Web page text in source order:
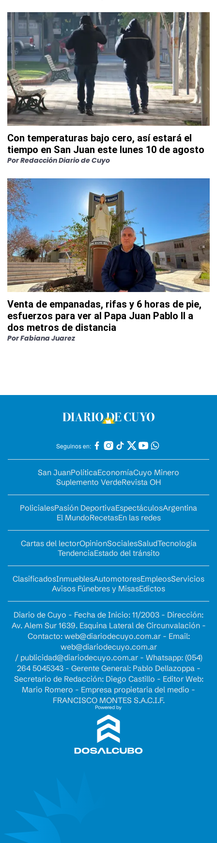
Con temperaturas bajo cero, así estará el
tiempo en San Juan este lunes 10 de agosto
PorRedacción Diario de Cuyo
Venta de empanadas, rifas y 6 horas de pie,
esfuerzos para ver al Papa Juan Pablo II a
dos metros de distancia
PorFabiana Juarez
Seguinos en:
San JuanPolíticaEconomíaCuyo Minero
Suplemento VerdeRevista OH
PolicialesPasión DeportivaEspectáculosArgentina
El MundoRecetasEn las redes
Cartas del lectorOpinionSocialesSaludTecnología
TendenciaEstado del tránsito
ClasificadosInmueblesAutomotoresEmpleosServicios
Avisos Fúnebres y MisasEdictos
Diario de Cuyo - Fecha de Inicio: 11/2003 - Dirección:
Av. Alem Sur 1639. Esquina Lateral de Circunvalación -
Contacto: web@diariodecuyo.com.ar- Email:
web@diariodecuyo.com.ar
/ publicidad@diariodecuyo.com.ar- Whatsapp: (054)
264 5045343 - Gerente General: Pablo Dellazoppa -
Secretario de Redacción: Diego Castillo - Editor Web:
Mario Romero - Empresa propietaria del medio -
FRANCISCO MONTES S.A.C.I.F.